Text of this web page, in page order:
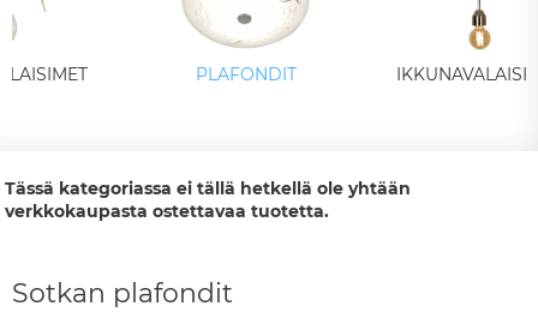
PLAFONDIT
Tässä kategoriassa ei tällä hetkellä ole yhtään
verkkokaupasta ostettavaa tuotetta.
Sotkan plafondit